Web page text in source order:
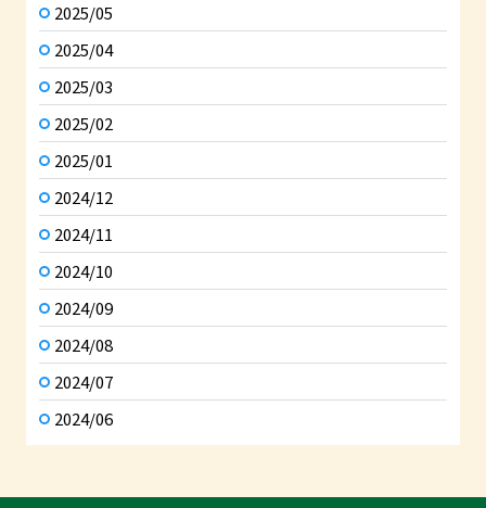
2025/05
2025/04
2025/03
2025/02
2025/01
2024/12
2024/11
2024/10
2024/09
2024/08
2024/07
2024/06